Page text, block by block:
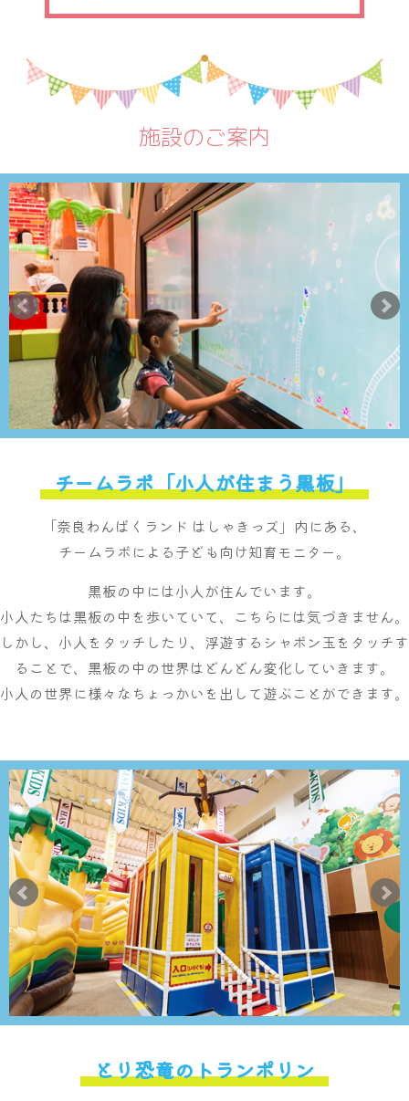
施設のご案内
チームラボ「小人が住まう黒板」
「奈良わんぱくランド はしゃきっズ」内にある、
チームラボによる子ども向け知育モニター。
黒板の中には小人が住んでいます。
小人たちは黒板の中を歩いていて、こちらには気づきません。
しかし、小人をタッチしたり、浮遊するシャボン玉をタッチす
ることで、黒板の中の世界はどんどん変化していきます。
小人の世界に様々なちょっかいを出して遊ぶことができます。
とり恐竜のトランポリン